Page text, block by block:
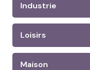
Industrie
Loisirs
Maison